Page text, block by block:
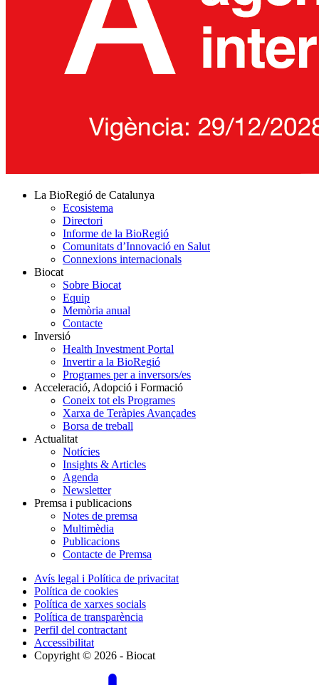
La BioRegió de Catalunya
Ecosistema
Directori
Informe de la BioRegió
Comunitats d’Innovació en Salut
Connexions internacionals
Biocat
Sobre Biocat
Equip
Memòria anual
Contacte
Inversió
Health Investment Portal
Invertir a la BioRegió
Programes per a inversors/es
Acceleració, Adopció i Formació
Coneix tot els Programes
Xarxa de Teràpies Avançades
Borsa de treball
Actualitat
Notícies
Insights & Articles
Agenda
Newsletter
Premsa i publicacions
Notes de premsa
Multimèdia
Publicacions
Contacte de Premsa
Avís legal i Política de privacitat
Política de cookies
Política de xarxes socials
Política de transparència
Perfil del contractant
Accessibilitat
Copyright © 2026 - Biocat